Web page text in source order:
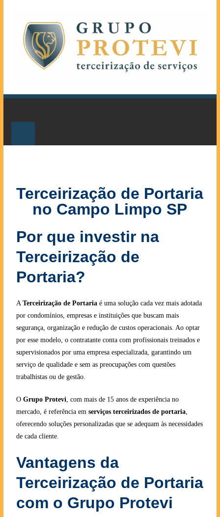
Terceirização de Portaria
no Campo Limpo SP
Por que investir na
Terceirização de
Portaria?
A Terceirização de Portariaé uma solução cada vez mais adotada
por condomínios, empresas e instituições que buscam mais
segurança, organização e redução de custos operacionais. Ao optar
por esse modelo, o contratante conta com profissionais treinados e
supervisionados por uma empresa especializada, garantindo um
serviço de qualidade e sem as preocupações com questões
trabalhistas ou de gestão.
O Grupo Protevi, com mais de 15 anos de experiência no
mercado, é referência em serviços terceirizados de portaria,
oferecendo soluções personalizadas que se adequam às necessidades
de cada cliente.
Vantagens da
Terceirização de Portaria
com o Grupo Protevi